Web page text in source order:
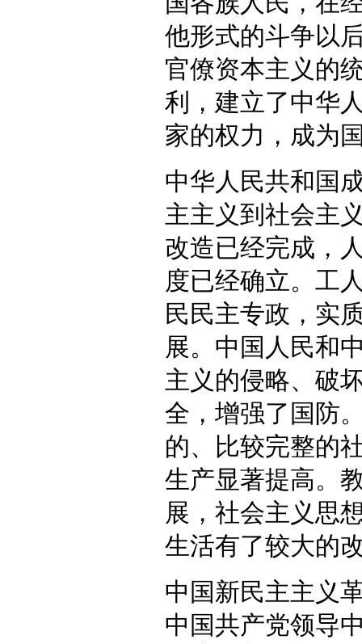
他形式的斗争以
官僚资本主义的
利，建立了中华
家的权力，成为
中华人民共和国
主主义到社会主
改造已经完成，
度已经确立。工
民民主专政，实
展。中国人民和
主义的侵略、破
全，增强了国防
的、比较完整的
生产显著提高。
展，社会主义思
生活有了较大的
中国新民主主义
中国共产党领导